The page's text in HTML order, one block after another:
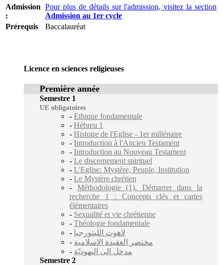
Admission
:
Pour plus de détails sur l'admission, visitez la section
Admission au 1er cycle
Prérequis
Baccalauréat
Licence en sciences religieuses
Première année
Semestre 1
UE obligatoires
- Ethique fondamentale
- Hébreu 1
- Histoire de l'Eglise - 1er millénaire
- Introduction à l'Ancien Testament
- Introduction au Nouveau Testament
- Le discernement spirituel
- L'Eglise: Mystère, Peuple, Institution
- Le Mystère chrétien
- Méthodologie (1). Démarrer dans la
recherche 1 : Concepts clés et cartes
élémentaires
- Sexualité et vie chrétienne
- Théologie fondamentale
- لاهوت الليتورجيا
- مختصر العقيدة الإسلامية
- مدخل الى اليهوديّة
Semestre 2